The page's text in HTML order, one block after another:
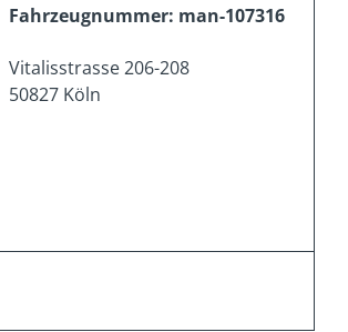
Fahrzeugnummer: man-107316
Vitalisstrasse 206-208
50827 Köln